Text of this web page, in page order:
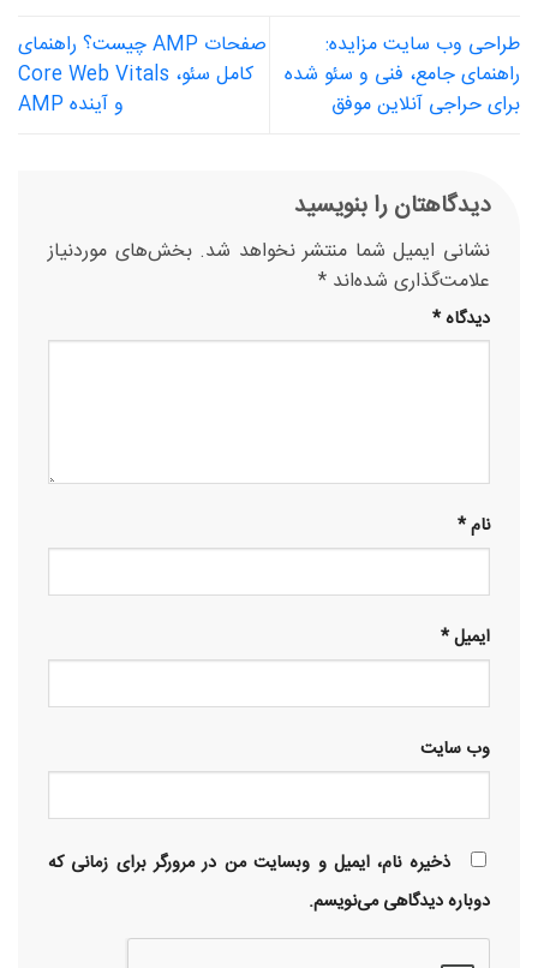
طراحی وب سایت مزایده:
راهنمای جامع، فنی و سئو شده
برای حراجی آنلاین موفق
صفحات AMP چیست؟ راهنمای
کامل سئو، Core Web Vitals
و آینده AMP
دیدگاهتان را بنویسید
نشانی ایمیل شما منتشر نخواهد شد. بخش‌های موردنیاز
علامت‌گذاری شده‌اند *
دیدگاه*
نام*
ایمیل*
وب‌ سایت
ذخیره نام، ایمیل و وبسایت من در مرورگر برای زمانی که
دوباره دیدگاهی می‌نویسم.